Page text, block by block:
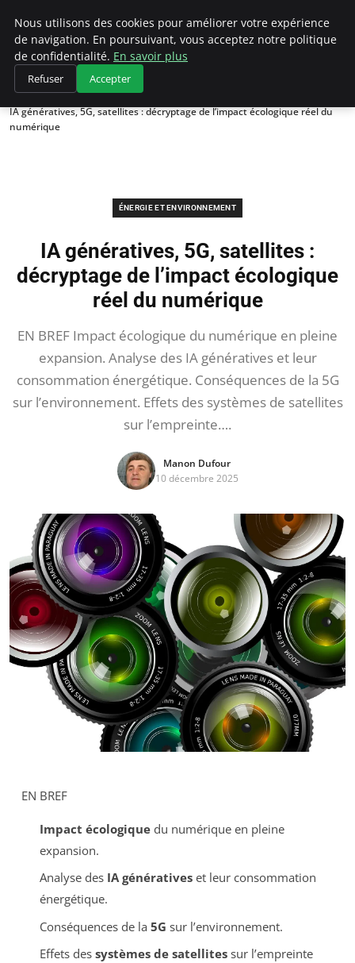
Climategatecountryclub.com
Accueil
Énergie et environnement
IA génératives, 5G, satellites : décryptage de l’impact écologique réel du
numérique
ÉNERGIE ET ENVIRONNEMENT
IA génératives, 5G, satellites :
décryptage de l’impact écologique
réel du numérique
EN BREF Impact écologique du numérique en pleine
expansion. Analyse des IA génératives et leur
consommation énergétique. Conséquences de la 5G
sur l’environnement. Effets des systèmes de satellites
sur l’empreinte….
Manon Dufour
10 décembre 2025
EN BREF
Impact écologiquedu numérique en pleine
expansion.
Analyse des IA générativeset leur consommation
énergétique.
Conséquences de la 5G sur l’environnement.
Effets des systèmes de satellitessur l’empreinte
Nous utilisons des cookies pour améliorer votre expérience
de navigation. En poursuivant, vous acceptez notre politique
de confidentialité. En savoir plus
Refuser Accepter